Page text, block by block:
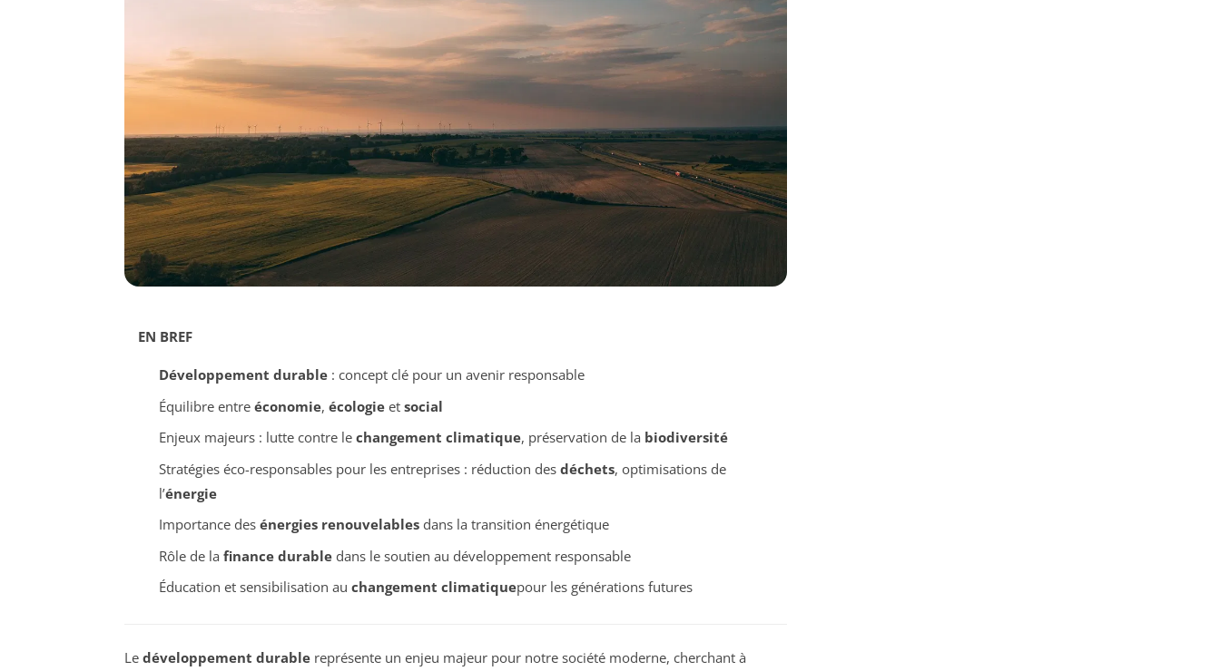
EN BREF
Développement durable: concept clé pour un avenir responsable
Équilibre entre économie, écologieet social
Enjeux majeurs : lutte contre le changement climatique, préservation de la biodiversité
Stratégies éco-responsables pour les entreprises : réduction des déchets, optimisations de
l’énergie
Importance des énergies renouvelablesdans la transition énergétique
Rôle de la finance durabledans le soutien au développement responsable
Éducation et sensibilisation au changement climatiquepour les générations futures
Le développement durable représente un enjeu majeur pour notre société moderne, cherchant à